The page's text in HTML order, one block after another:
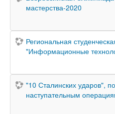
мастерства-2020
Региональная
"Информационные
"10 Сталинских ударов",
наступательным